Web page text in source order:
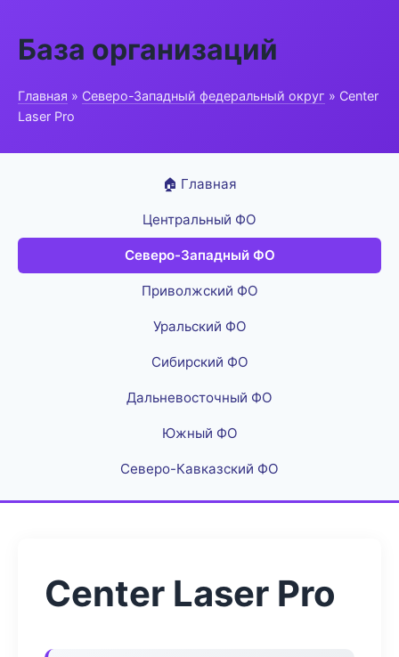
База организаций
Главная » Северо-Западный федеральный округ » Center
Laser Pro
🏠 Главная
Центральный ФО
Северо-Западный ФО
Приволжский ФО
Уральский ФО
Сибирский ФО
Дальневосточный ФО
Южный ФО
Северо-Кавказский ФО
Center Laser Pro